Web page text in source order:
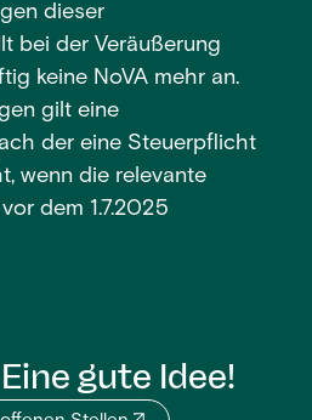
dieser
bei der Veräußerung
keine NoVA mehr an.
gilt eine
der eine Steuerpflicht
wenn die relevante
dem 1.7.2025
gute Idee!